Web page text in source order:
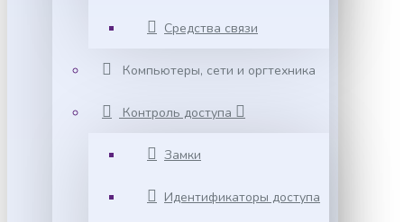
Средства связи
Компьютеры, сети и оргтехника
Контроль доступа
Замки
Идентификаторы доступа